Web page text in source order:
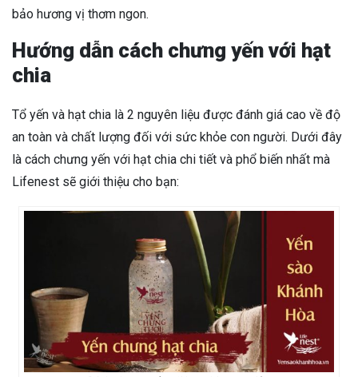
bảo hương vị thơm ngon.
Hướng dẫn cách chưng yến với hạt
chia
Tổ yến và hạt chia là 2 nguyên liệu được đánh giá cao về độ
an toàn và chất lượng đối với sức khỏe con người. Dưới đây
là cách chưng yến với hạt chia chi tiết và phổ biến nhất mà
Lifenest sẽ giới thiệu cho bạn: